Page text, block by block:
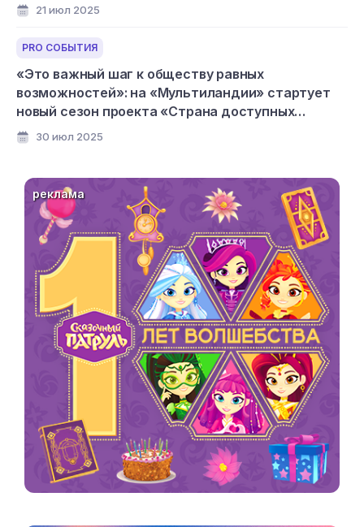
21 июл 2025
PRO СОБЫТИЯ
«Это важный шаг к обществу равных
возможностей»: на «Мультиландии» стартует
новый сезон проекта «Страна доступных
мультфильмов»
30 июл 2025
реклама